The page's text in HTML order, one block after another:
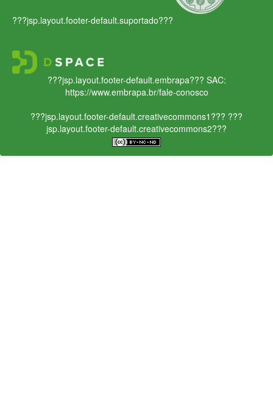
???jsp.layout.footer-default.suportado???
???jsp.layout.footer-default.embrapa??? SAC:
https://www.embrapa.br/fale-conosco
???jsp.layout.footer-default.creativecommons1??? ???
jsp.layout.footer-default.creativecommons2???